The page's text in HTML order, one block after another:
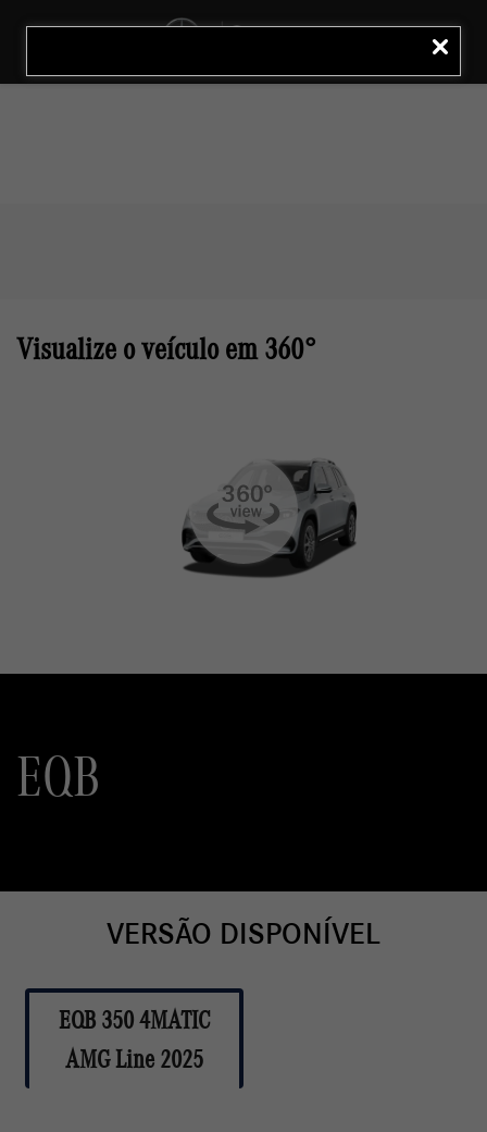
LIGAR
Visualize o veículo em 360°
EQB
VERSÃO DISPONÍVEL
EQB 350 4MATIC
AMG Line 2025